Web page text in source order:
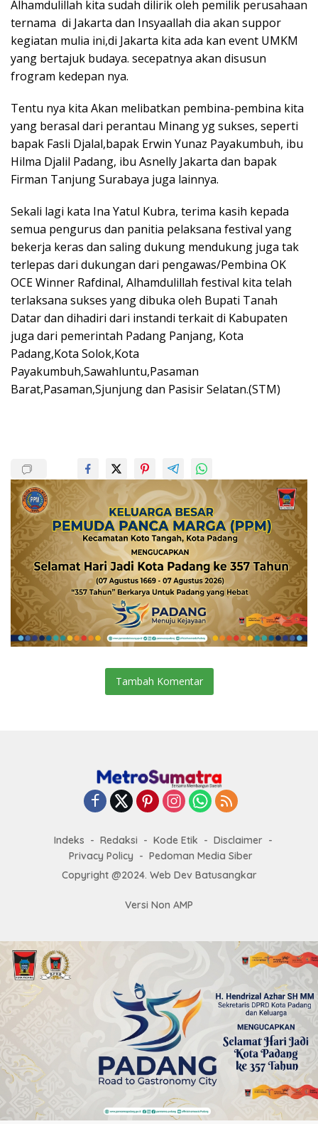
Alhamdulillah kita sudah dilirik oleh pemilik perusahaan
ternama di Jakarta dan Insyaallah dia akan suppor
kegiatan mulia ini,di Jakarta kita ada kan event UMKM
yang bertajuk budaya. secepatnya akan disusun
frogram kedepan nya.
Tentu nya kita Akan melibatkan pembina-pembina kita
yang berasal dari perantau Minang yg sukses, seperti
bapak Fasli Djalal,bapak Erwin Yunaz Payakumbuh, ibu
Hilma Djalil Padang, ibu Asnelly Jakarta dan bapak
Firman Tanjung Surabaya juga lainnya.
Sekali lagi kata Ina Yatul Kubra, terima kasih kepada
semua pengurus dan panitia pelaksana festival yang
bekerja keras dan saling dukung mendukung juga tak
terlepas dari dukungan dari pengawas/Pembina OK
OCE Winner Rafdinal, Alhamdulillah festival kita telah
terlaksana sukses yang dibuka oleh Bupati Tanah
Datar dan dihadiri dari instandi terkait di Kabupaten
juga dari pemerintah Padang Panjang, Kota
Padang,Kota Solok,Kota
Payakumbuh,Sawahluntu,Pasaman
Barat,Pasaman,Sjunjung dan Pasisir Selatan.(STM)
Tambah Komentar
Indeks Redaksi Kode Etik
Disclaimer
Privacy Policy
Pedoman Media Siber
Copyright @2024. Web Dev Batusangkar
Versi Non AMP